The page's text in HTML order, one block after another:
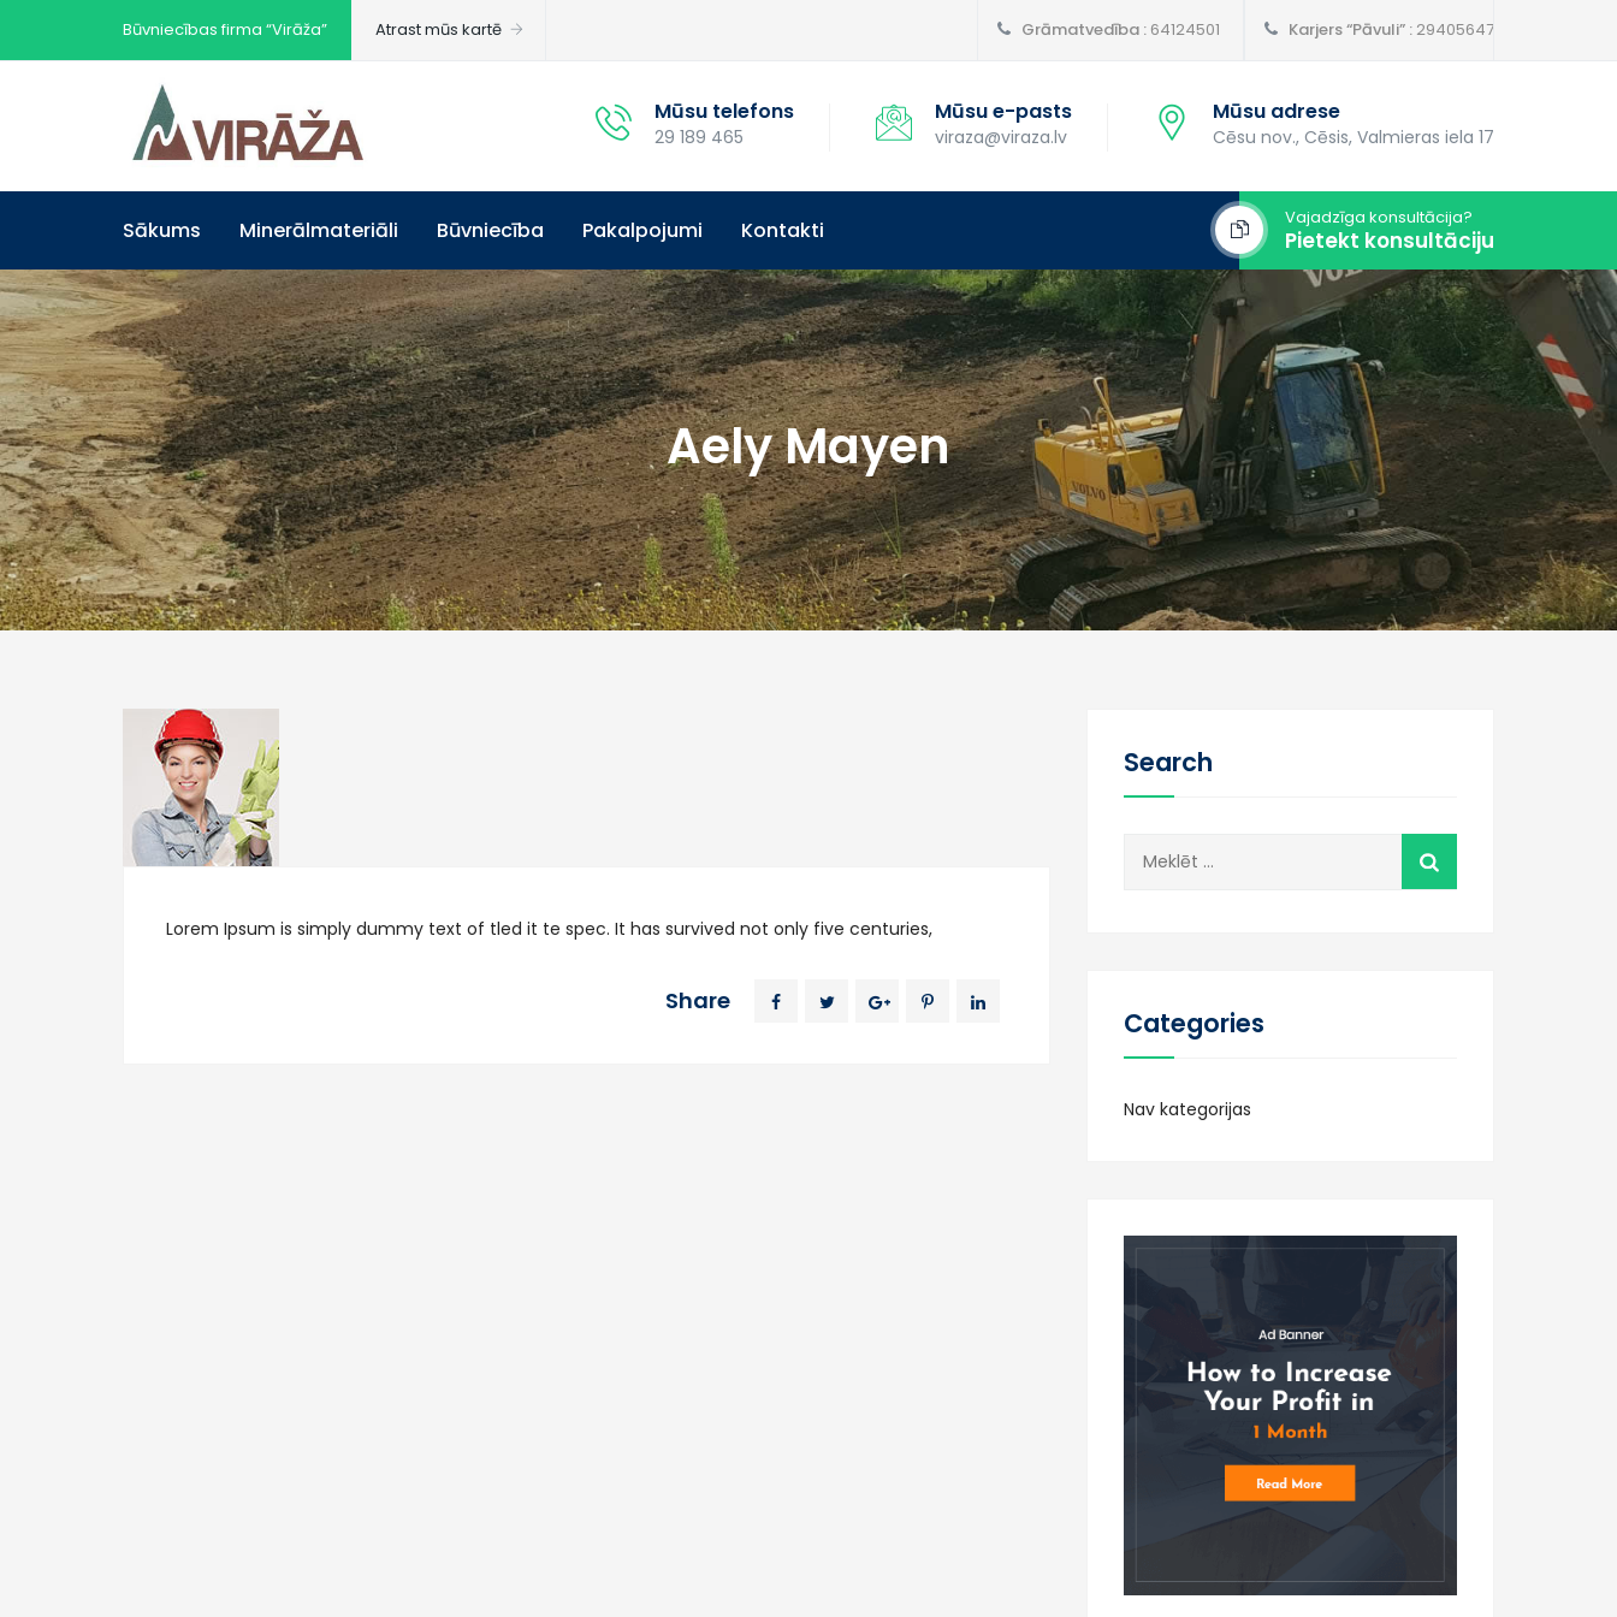
Būvniecības firma “Virāža” Atrast mūs kartē Grāmatvedība : 64124501 Karjers “Pāvuli” : 29405647
Mūsu telefons
29 189 465
Mūsu e-pasts
viraza@viraza.lv
Mūsu adrese
Cēsu nov., Cēsis, Valmieras iela 17
Sākums Minerālmateriāli Būvniecība Pakalpojumi Kontakti Vajadzīga konsultācija?
Pietekt konsultāciju
Aely Mayen
Lorem Ipsum is simply dummy text of tled it te spec. It has survived not only five centuries,
Share
Search
Categories
Nav kategorijas